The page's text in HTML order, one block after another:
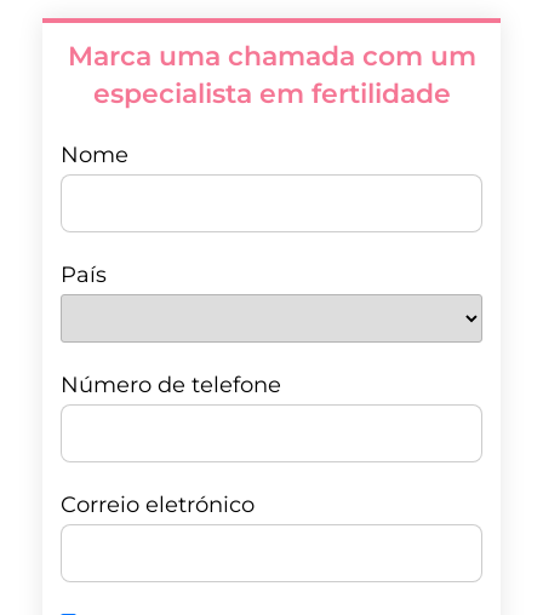
Marca uma chamada com um
especialista em fertilidade
Nome
País
Número de telefone
Correio eletrónico